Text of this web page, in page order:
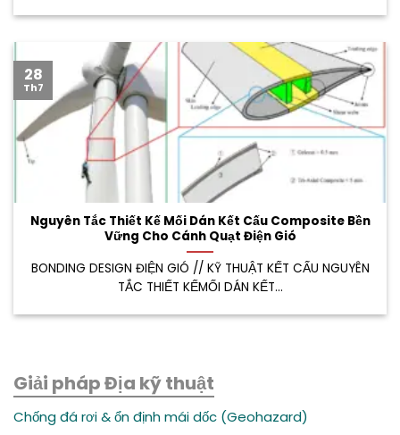
Nguyên Tắc Thiết Kế Mối Dán Kết Cấu Composite Bền
Vững Cho Cánh Quạt Điện Gió
BONDING DESIGN ĐIỆN GIÓ // KỸ THUẬT KẾT CẤU NGUYÊN
TẮC THIẾT KẾMỐI DÁN KẾT...
28
Th7
Giải pháp Địa kỹ thuật
Chống đá rơi & ổn định mái dốc (Geohazard)